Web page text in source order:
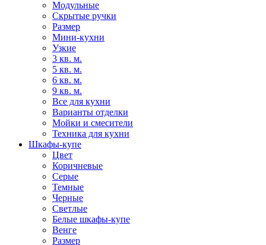
Модульные
Скрытые ручки
Размер
Мини-кухни
Узкие
3 кв. м.
5 кв. м.
6 кв. м.
9 кв. м.
Все для кухни
Варианты отделки
Мойки и смесители
Техника для кухни
Шкафы-купе
Цвет
Коричневые
Серые
Темные
Черные
Светлые
Белые шкафы-купе
Венге
Размер